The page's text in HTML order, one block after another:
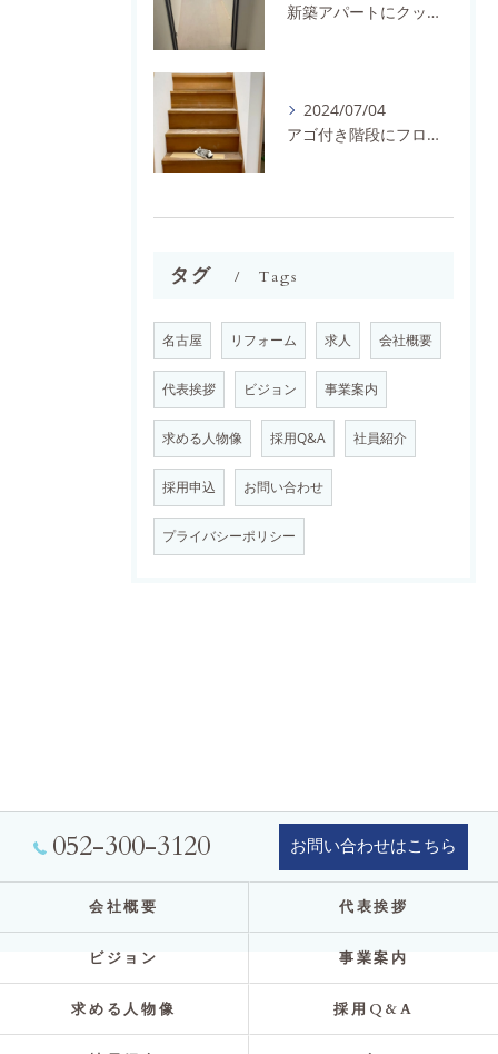
新築アパートにクッションフロアを施工しました。
2024/07/04
アゴ付き階段にフロアタイルとノンスリップを施工しました。
タグ Tags
名古屋 リフォーム 求人 会社概要
代表挨拶 ビジョン 事業案内
求める人物像 採用Q&A 社員紹介
採用申込 お問い合わせ
プライバシーポリシー
052-300-3120 お問い合わせはこちら
会社概要 代表挨拶
ビジョン 事業案内
求める人物像 採用Q&A